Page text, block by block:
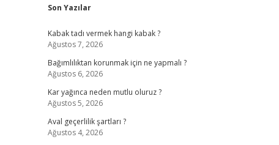
Sidebar
Son Yazılar
Kabak tadı vermek hangi kabak ?
Ağustos 7, 2026
Bağımlılıktan korunmak için ne yapmalı ?
Ağustos 6, 2026
Kar yağınca neden mutlu oluruz ?
Ağustos 5, 2026
Aval geçerlilik şartları ?
Ağustos 4, 2026